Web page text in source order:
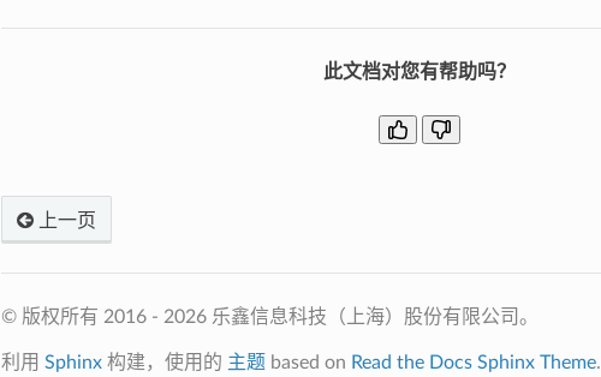
此文档对您有帮助吗？
上一页
© 版权所有 2016 - 2026 乐鑫信息科技（上海）股份有限公司。
利用 Sphinx构建，使用的 主题 based on Read the Docs Sphinx Theme.